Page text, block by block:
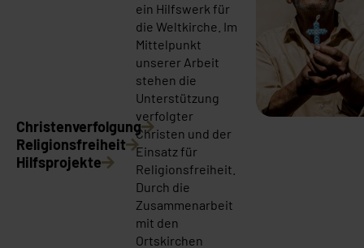
Christenverfolgung
Religionsfreiheit
Hilfsprojekte
ein Hilfswerk für
die Weltkirche. Im
Mittelpunkt
unserer Arbeit
stehen die
Unterstützung
verfolgter
Christen und der
Einsatz für
Religionsfreiheit.
Durch die
Zusammenarbeit
mit den
Ortskirchen